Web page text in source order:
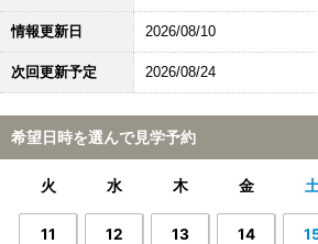
情報更新日 2026/08/10
次回更新予定 2026/08/24
希望日時を選んで見学予約
火 水 木 金 土
11 12 13 14